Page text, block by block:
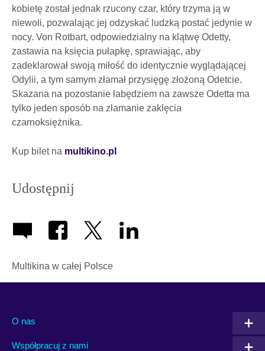
kobietę został jednak rzucony czar, który trzyma ją w
niewoli, pozwalając jej odzyskać ludzką postać jedynie w
nocy. Von Rotbart, odpowiedzialny na klątwę Odetty,
zastawia na księcia pułapkę, sprawiając, aby
zadeklarował swoją miłość do identycznie wyglądającej
Odylii, a tym samym złamał przysięgę złożoną Odetcie.
Skazana na pozostanie łabędziem na zawsze Odetta ma
tylko jeden sposób na złamanie zaklęcia
czarnoksiężnika.
Kup bilet na multikino.pl
Udostępnij
Multikina w całej Polsce
O nas
Współpracuj z nami